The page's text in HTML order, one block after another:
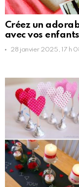
Créez un
avec vos enfants
28 janvier 2025, 17 h